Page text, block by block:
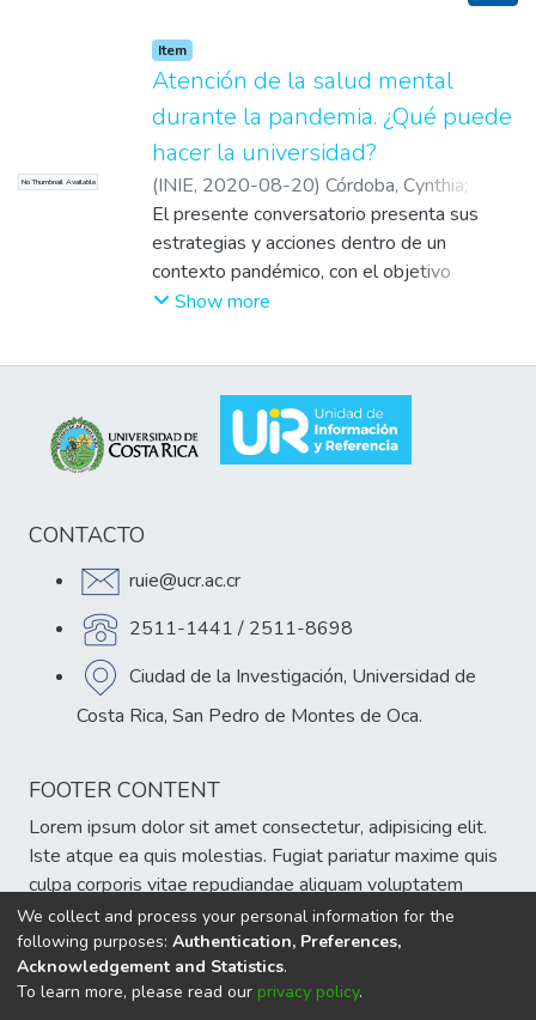
No Thumbnail Available
Item
Atención de la salud mental
durante la pandemia. ¿Qué puede
hacer la universidad?
(INIE, 2020-08-20) Córdoba, Cynthia;
Washburn, Stephanie;Masís, Elizabeth;
Gómez, David
El presente conversatorio presenta sus
estrategias y acciones dentro de un
contexto pandémico, con el objetivo
principal de poner sobre la mesa distintos
La salud mental debe ser considerada una
garantía para todos los estudiantes
universitarios, de modo que puedan
manera reflexiva, no solo desde la
perspectiva del estudiantado, sino también
conjunto, destacando la importancia de que
la institución apoye y promueva el bienestar
mental de sus miembros.
Show more
CONTACTO
ruie@ucr.ac.cr
2511-1441 / 2511-8698
Ciudad de la Investigación, Universidad de
Costa Rica, San Pedro de Montes de Oca.
FOOTER CONTENT
Lorem ipsum dolor sit amet consectetur, adipisicing elit.
Iste atque ea quis molestias. Fugiat pariatur maxime quis
culpa corporis vitae repudiandae aliquam voluptatem
veniam, est atque cumque eum delectus sint!
DSpace softwarecopyright © 2002-2026
We collect and process your personal information for the
following purposes: Authentication, Preferences,
Acknowledgement and Statistics.
To learn more, please read our privacy policy.